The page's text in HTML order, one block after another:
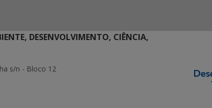
DESENVOLVIMENTO, CIÊNCIA,
s/n - Bloco 12